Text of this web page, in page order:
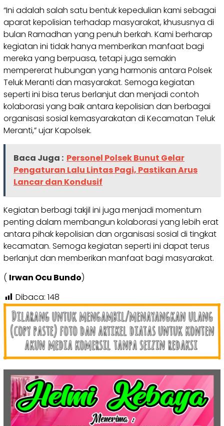
“Ini adalah salah satu bentuk kepedulian kami sebagai
aparat kepolisian terhadap masyarakat, khususnya di
bulan Ramadhan yang penuh berkah. Kami berharap
kegiatan ini tidak hanya memberikan manfaat bagi
mereka yang berpuasa, tetapi juga semakin
mempererat hubungan yang harmonis antara Polsek
Teluk Meranti dan masyarakat. Semoga kegiatan
seperti ini bisa terus berlanjut dan menjadi contoh
kolaborasi yang baik antara kepolisian dan berbagai
organisasi sosial kemasyarakatan di Kecamatan Teluk
Meranti,” ujar Kapolsek.
Baca Juga : Personel Polsek Bunut Gelar
Pengaturan Lalu Lintas Pagi, Pastikan Arus
Lancar dan Kondusif
Kegiatan berbagi takjil ini juga menjadi momentum
penting dalam membangun kolaborasi yang lebih erat
antara pihak kepolisian dan organisasi sosial di tingkat
kecamatan. Semoga kegiatan seperti ini dapat terus
berlanjut dan memberikan manfaat bagi masyarakat.
( Irwan Ocu Bundo)
Dibaca: 148